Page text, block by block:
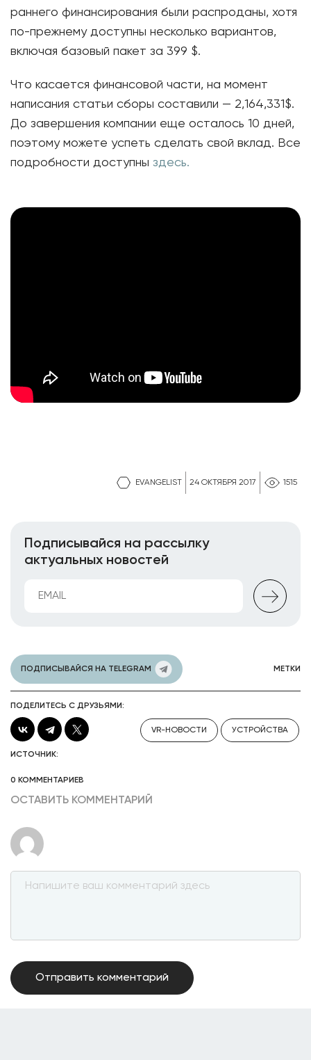
EVANGELIST 24 ОКТЯБРЯ 2017 1515
раннего финансирования были распроданы, хотя
по-прежнему доступны несколько вариантов,
включая базовый пакет за 399 $.
Что касается финансовой части, на момент
написания статьи сборы составили — 2,164,331$.
До завершения компании еще осталось 10 дней,
поэтому можете успеть сделать свой вклад. Все
подробности доступны здесь.
Подписывайся на рассылку
актуальных новостей
ПОДПИСЫВАЙСЯ НА TELEGRAM МЕТКИ
ПОДЕЛИТЕСЬ С ДРУЗЬЯМИ:
VR-НОВОСТИ УСТРОЙСТВА
ИСТОЧНИК:
0 КОММЕНТАРИЕВ
ОСТАВИТЬ КОММЕНТАРИЙ